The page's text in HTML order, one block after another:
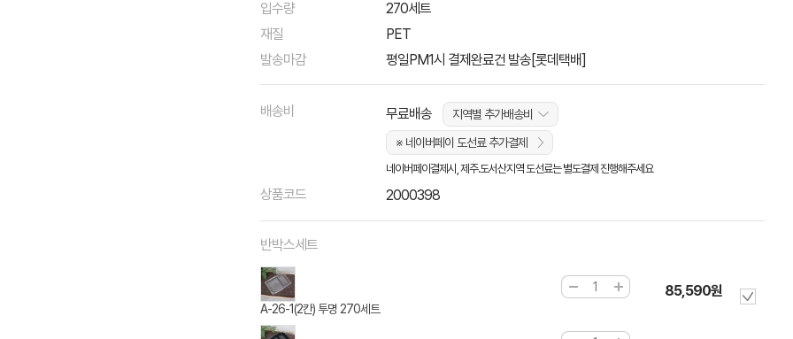
입수량
270세트
재질
PET
발송마감
평일PM1시 결제완료건 발송[롯데택배]
배송비 무료배송
지역별 추가배송비
※ 네이버페이 도선료 추가결제
네이버페이결제시, 제주.도서산지역 도선료는 별도결제 진행해주세요
상품코드 2000398
반박스세트
A-26-1(2칸) 투명 270세트
85,590원